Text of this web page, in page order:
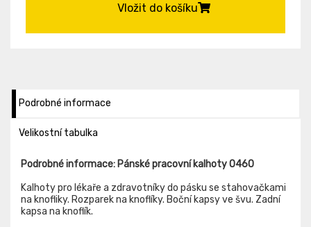
Vložit do košíku
Podrobné informace
Velikostní tabulka
Podrobné informace: Pánské pracovní kalhoty 0460
Kalhoty pro lékaře a zdravotníky do pásku se stahovačkami
na knofliky. Rozparek na knoflíky. Boční kapsy ve švu. Zadní
kapsa na knoflík.